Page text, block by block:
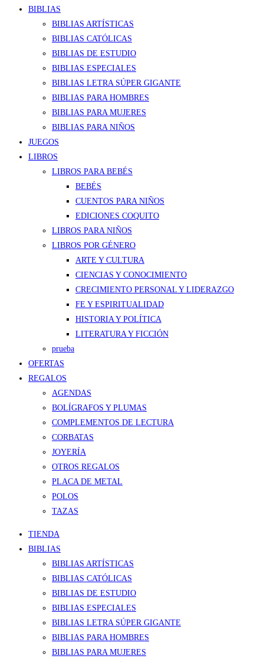
BIBLIAS
BIBLIAS ARTÍSTICAS
BIBLIAS CATÓLICAS
BIBLIAS DE ESTUDIO
BIBLIAS ESPECIALES
BIBLIAS LETRA SÚPER GIGANTE
BIBLIAS PARA HOMBRES
BIBLIAS PARA MUJERES
BIBLIAS PARA NIÑOS
JUEGOS
LIBROS
LIBROS PARA BEBÉS
BEBÉS
CUENTOS PARA NIÑOS
EDICIONES COQUITO
LIBROS PARA NIÑOS
LIBROS POR GÉNERO
ARTE Y CULTURA
CIENCIAS Y CONOCIMIENTO
CRECIMIENTO PERSONAL Y LIDERAZGO
FE Y ESPIRITUALIDAD
HISTORIA Y POLÍTICA
LITERATURA Y FICCIÓN
prueba
OFERTAS
REGALOS
AGENDAS
BOLÍGRAFOS Y PLUMAS
COMPLEMENTOS DE LECTURA
CORBATAS
JOYERÍA
OTROS REGALOS
PLACA DE METAL
POLOS
TAZAS
TIENDA
BIBLIAS
BIBLIAS ARTÍSTICAS
BIBLIAS CATÓLICAS
BIBLIAS DE ESTUDIO
BIBLIAS ESPECIALES
BIBLIAS LETRA SÚPER GIGANTE
BIBLIAS PARA HOMBRES
BIBLIAS PARA MUJERES